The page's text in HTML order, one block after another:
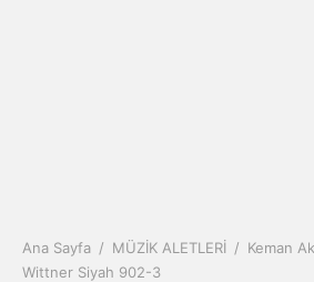
Ana Sayfa / MÜZİK ALETLERİ / Keman
Wittner Siyah 902-3